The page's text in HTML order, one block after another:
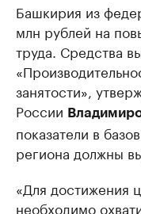
Башкирия из
млн рублей на
труда. Средства
занятости»,
России
показатели в
региона должны
«Для достижения
необходимо